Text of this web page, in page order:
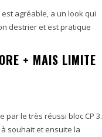
agréable, a un look qui
destrier et est pratique
+ MAIS LIMITE
par le très réussi bloc CP 3.
souhait et ensuite la